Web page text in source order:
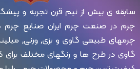
سابقه ی بیش از نیم قرن تجربه و
چرم در صنعت چرم ایران صنایع چرم
چرمهای طبیعی گاوی و بزی, ورنی,
گاوی در طرح ها و رنگهای مختلف